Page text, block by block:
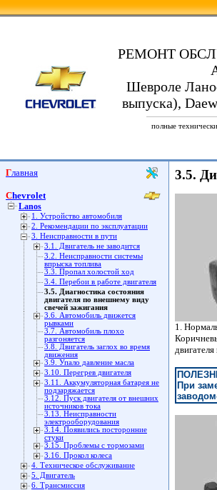
РЕМОНТ
Шевроле
выпуска),
полные
Главная
Chevrolet
Lanos
1. Устройство автомобиля
2. Рекомендации по эксплуатации
3. Неисправности в пути
3.1. Двигатель не заводится
3.2. Неисправности системы
впрыска топлива
3.3. Пропал холостой ход
3.4. Перебои в работе двигателя
3.5. Диагностика состояния
двигателя по внешнему виду
свечей зажигания
3.6. Автомобиль движется
рывками
3.7. Автомобиль плохо
разгоняется
3.8. Двигатель заглох во время
движения
3.9. Упало давление масла
3.10. Перегрев двигателя
3.11. Аккумуляторная батарея не
подзаряжается
3.12. Пуск двигателя от внешних
источников тока
3.13. Неисправности
электрооборудования
3.14. Появились посторонние
стуки
3.15. Проблемы с тормозами
3.16. Прокол колеса
4. Техническое обслуживание
5. Двигатель
6. Трансмиссия
3.5.
1.
При